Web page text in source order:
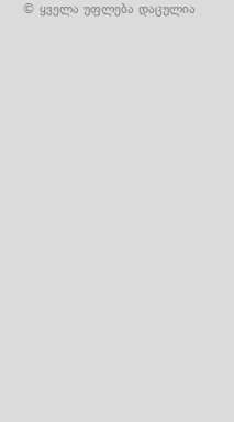
© ყველა უფლება დაცულია